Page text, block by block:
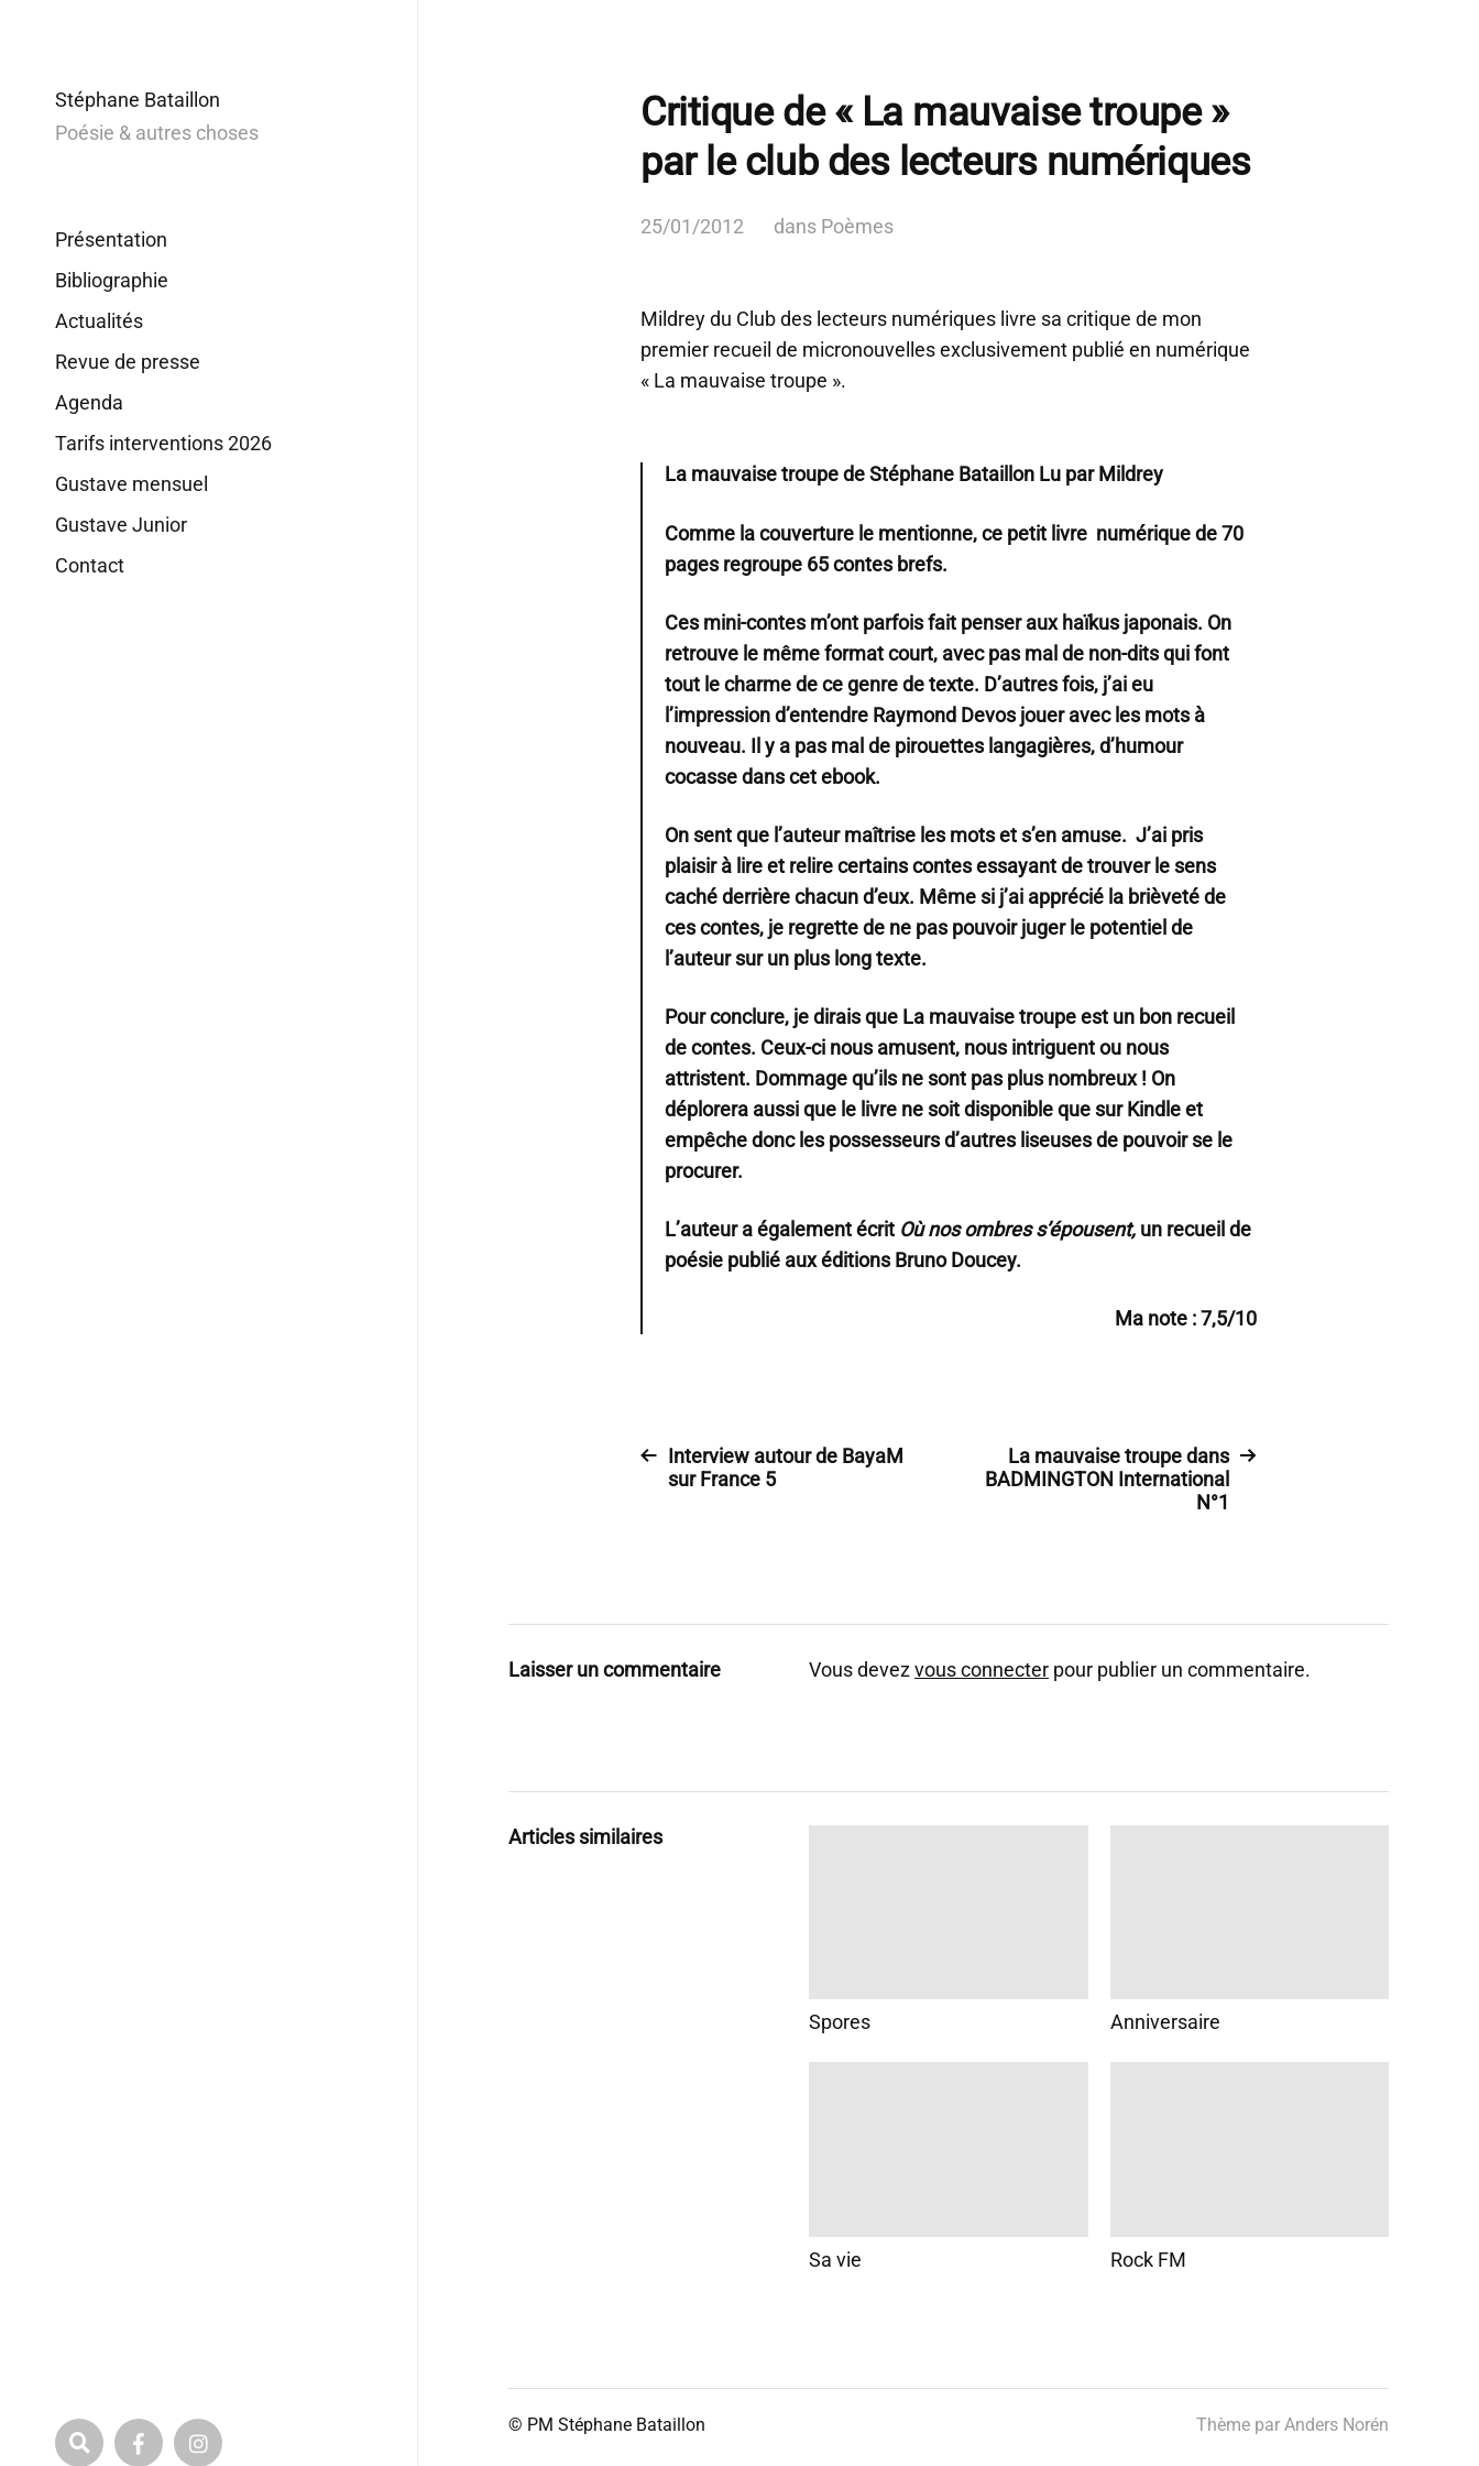
Stéphane Bataillon
Poésie & autres choses
Présentation
Bibliographie
Actualités
Revue de presse
Agenda
Tarifs interventions 2026
Gustave mensuel
Gustave Junior
Contact
Critique de « La mauvaise troupe »
par le club des lecteurs numériques
25/01/2012 dans Poèmes
Mildrey du Club des lecteurs numériques livre sa critique de mon
premier recueil de micronouvelles exclusivement publié en numérique
« La mauvaise troupe ».
La mauvaise troupe de Stéphane Bataillon Lu par Mildrey
Comme la couverture le mentionne, ce petit livre numérique de 70
pages regroupe 65 contes brefs.
Ces mini-contes m’ont parfois fait penser aux haïkus japonais. On
retrouve le même format court, avec pas mal de non-dits qui font
tout le charme de ce genre de texte. D’autres fois, j’ai eu
l’impression d’entendre Raymond Devos jouer avec les mots à
nouveau. Il y a pas mal de pirouettes langagières, d’humour
cocasse dans cet ebook.
On sent que l’auteur maîtrise les mots et s’en amuse. J’ai pris
plaisir à lire et relire certains contes essayant de trouver le sens
caché derrière chacun d’eux. Même si j’ai apprécié la brièveté de
ces contes, je regrette de ne pas pouvoir juger le potentiel de
l’auteur sur un plus long texte.
Pour conclure, je dirais que La mauvaise troupe est un bon recueil
de contes. Ceux-ci nous amusent, nous intriguent ou nous
attristent. Dommage qu’ils ne sont pas plus nombreux ! On
déplorera aussi que le livre ne soit disponible que sur Kindle et
empêche donc les possesseurs d’autres liseuses de pouvoir se le
procurer.
L’auteur a également écrit Où nos ombres s’épousent, un recueil de
poésie publié aux éditions Bruno Doucey.
Ma note : 7,5/10
Interview autour de BayaM
sur France 5
La mauvaise troupe dans
BADMINGTON International
N°1
Laisser un commentaire Vous devezvous connecter pour publier un commentaire.
Articles similaires
Spores Anniversaire
Sa vie Rock FM
© PM Stéphane Bataillon Thème par Anders Norén